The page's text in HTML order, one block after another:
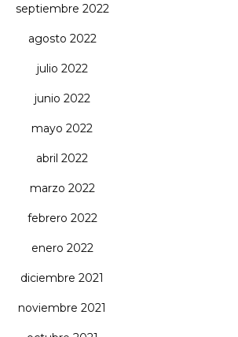
septiembre 2022
agosto 2022
julio 2022
junio 2022
mayo 2022
abril 2022
marzo 2022
febrero 2022
enero 2022
diciembre 2021
noviembre 2021